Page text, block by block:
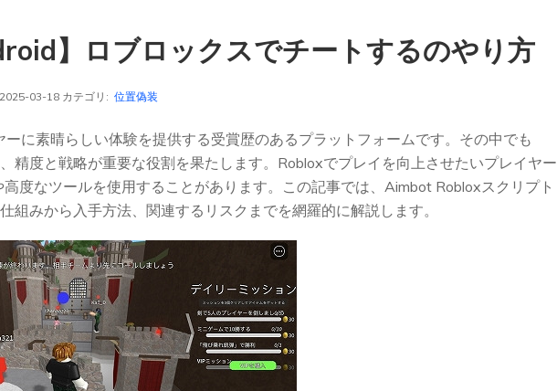
】ロブロックスでチートするのやり方
03-18 カテゴリ: 位置偽装
に素晴らしい体験を提供する受賞歴のあるプラットフォームです。その中でも
精度と戦略が重要な役割を果たします。Robloxでプレイを向上させたいプレイヤー
度なツールを使用することがあります。この記事では、Aimbot Robloxスクリプト
組みから入手方法、関連するリスクまでを網羅的に解説します。